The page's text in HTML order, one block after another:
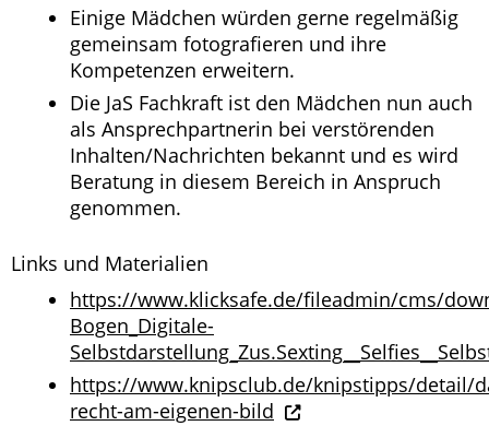
Einige Mädchen würden gerne regelmäßig
gemeinsam fotografieren und ihre
Kompetenzen erweitern.
Die JaS Fachkraft ist den Mädchen nun auch
als Ansprechpartnerin bei verstörenden
Inhalten/Nachrichten bekannt und es wird
Beratung in diesem Bereich in Anspruch
genommen.
Links und Materialien
https://www.klicksafe.de/fileadmin/cms/
Bogen_Digitale-
https://www.knipsclub.de/knipstipps/detail/
recht-am-eigenen-bild